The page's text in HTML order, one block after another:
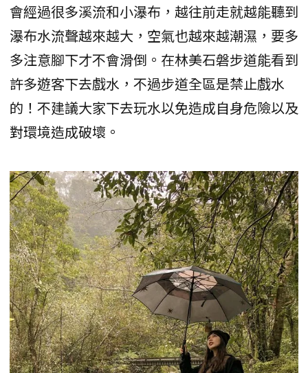
會經過很多溪流和小瀑布，越往前走就越能聽到
瀑布水流聲越來越大，空氣也越來越潮濕，要多
多注意腳下才不會滑倒。在林美石磐步道能看到
許多遊客下去戲水，不過步道全區是禁止戲水
的！不建議大家下去玩水以免造成自身危險以及
對環境造成破壞。